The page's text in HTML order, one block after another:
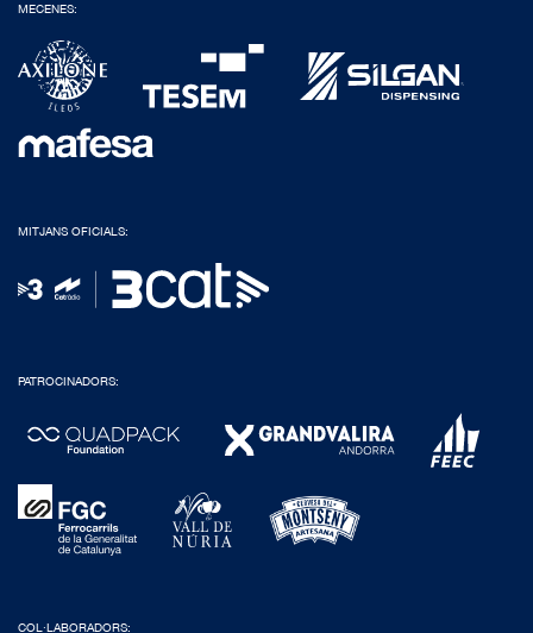
MECENES:
MITJANS OFICIALS:
PATROCINADORS:
COL·LABORADORS: